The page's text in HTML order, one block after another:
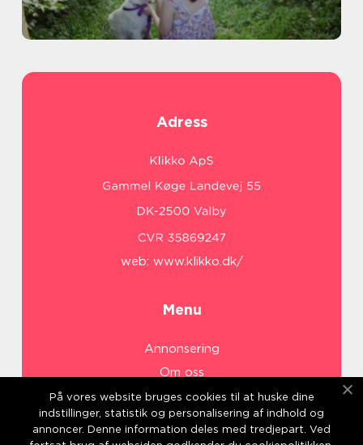
Adress
web: www.klikko.dk/
Menu
Annonsering
Om oss
Cookies
Kontakta oss
På vores website bruges cookies til at huske dine
indstillinger, statistik og personalisering af indhold og
annoncer. Denne information deles med tredjepart. Ved